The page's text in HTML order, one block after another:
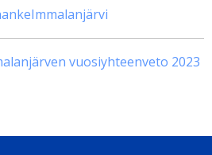
Immalanjärvi
vuosiyhteenveto 2023